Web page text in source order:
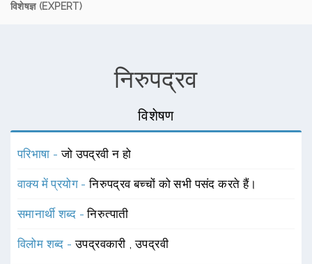
विशेषज्ञ (EXPERT)
निरुपद्रव
विशेषण
परिभाषा -जो उपद्रवी न हो
वाक्य में प्रयोग -निरुपद्रव बच्चों को सभी पसंद करते हैं।
समानार्थी शब्द -निरुत्पाती
विलोम शब्द -उपद्रवकारी ,उपद्रवी